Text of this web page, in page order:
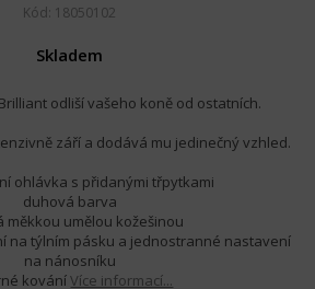
Kód: 18050102
Skladem
odliší vašeho koně od ostatních.
září a dodává mu jedinečný vzhled.
ohlávka s přidanými třpytkami
duhová barva
měkkou umělou kožešinou
na týlním pásku a jednostranné nastavení
na nánosníku
kováníVíce informací...